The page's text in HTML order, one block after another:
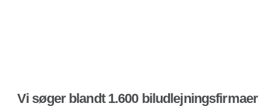
Vi søger blandt 1.600 biludlejningsfirmaer